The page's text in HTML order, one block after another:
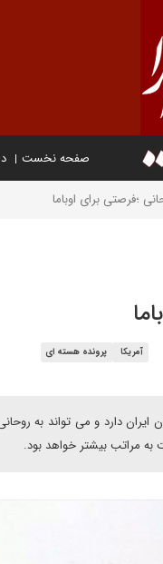
صفحه نخست
؛فرصتی برای اوباما
آمریکا
پرونده هسته ای
ایران دارد و می تواند به
به مراتب بیشتر خواهد بود.